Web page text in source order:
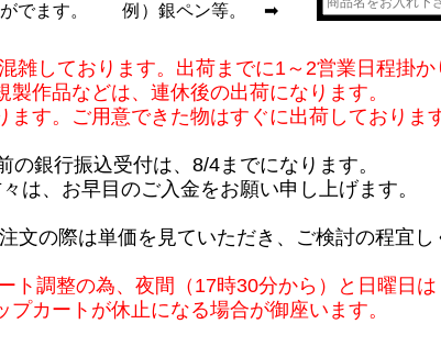
品がでます。 例）銀ペン等。 ➡
雑しております。出荷までに1～2営業日程掛か
製作品などは、連休後の出荷になります。
ます。ご用意できた物はすぐに出荷しております
の銀行振込受付は、8/4までになります。
は、お早目のご入金をお願い申し上げます。
文の際は単価を見ていただき、ご検討の程宜し
ト調整の為、夜間（17時30分から）と日曜日は
プカートが休止になる場合が御座います。